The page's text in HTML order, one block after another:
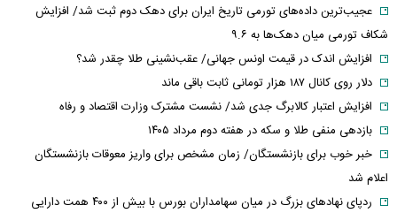
عجیب‌ترین داده‌های تورمی تاریخ ایران برای دهک دوم ثبت شد/ افزایش
شکاف تورمی میان دهک‌ها به ۹.۶
افزایش اندک در قیمت اونس جهانی/ عقب‌نشینی طلا چقدر شد؟
دلار روی کانال ۱۸۷ هزار تومانی ثابت باقی ماند
افزایش اعتبار کالابرگ جدی شد/ نشست مشترک وزارت اقتصاد و رفاه
بازدهی منفی طلا و سکه در هفته دوم مرداد ۱۴۰۵
خبر خوب برای بازنشستگان/ زمان مشخص برای واریز معوقات بازنشستگان
اعلام شد
ردپای نهاد‌های بزرگ در میان سهامداران بورس با بیش از ۴۰۰ همت دارایی